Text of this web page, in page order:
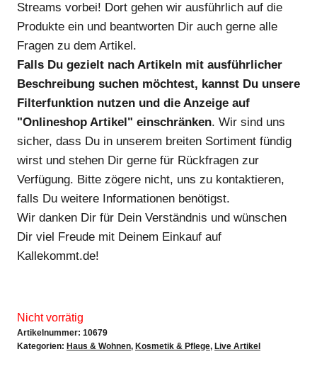
Streams vorbei! Dort gehen wir ausführlich auf die
Produkte ein und beantworten Dir auch gerne alle
Fragen zu dem Artikel.
Falls Du gezielt nach Artikeln mit ausführlicher
Beschreibung suchen möchtest, kannst Du unsere
Filterfunktion nutzen und die Anzeige auf
"Onlineshop Artikel" einschränken. Wir sind uns
sicher, dass Du in unserem breiten Sortiment fündig
wirst und stehen Dir gerne für Rückfragen zur
Verfügung. Bitte zögere nicht, uns zu kontaktieren,
falls Du weitere Informationen benötigst.
Wir danken Dir für Dein Verständnis und wünschen
Dir viel Freude mit Deinem Einkauf auf
Kallekommt.de!
Nicht vorrätig
Artikelnummer: 10679
Kategorien: Haus & Wohnen, Kosmetik & Pflege, Live Artikel